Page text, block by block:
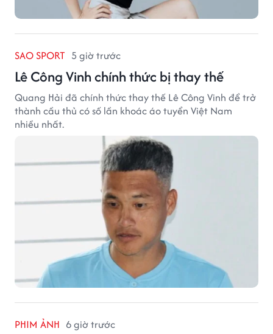
SAO SPORT 5 giờ trước
Lê Công Vinh chính thức bị thay thế
Quang Hải đã chính thức thay thế Lê Công Vinh để trở
thành cầu thủ có số lần khoác áo tuyển Việt Nam
nhiều nhất.
PHIM ẢNH 6 giờ trước